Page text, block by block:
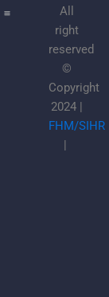
All
right
reserved
©
Copyright
2024 |
FHM/SIHR
|